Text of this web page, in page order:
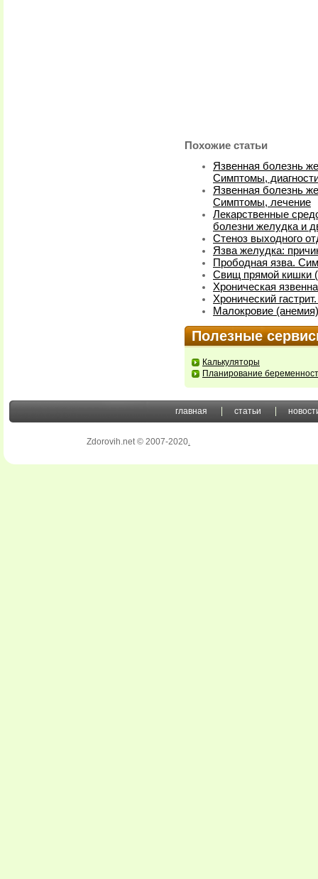
Похожие статьи
Язвенная болезнь
Симптомы,
Язвенная болезнь
Симптомы, лечение
Лекарственные
болезни желудка и
Стеноз выходного
Язва желудка:
Прободная язва.
Свищ прямой кишки
Хроническая
Хронический
Малокровие
Полезные
Калькуляторы
Планирование
главная статьи
Zdorovih.net © 2007-2020